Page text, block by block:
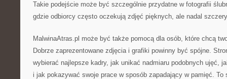
Takie podejście może być szczególnie przydatne w fotografii
gdzie odbiorcy często oczekują zdjęć pięknych, ale nadal
MalwinaAtras.pl może być także pomocą dla osób, które chcą
Dobrze zaprezentowane zdjęcia i grafiki powinny być spójne.
wybierać najlepsze kadry, jak unikać nadmiaru podobnych ujęć,
i jak pokazywać swoje prace w sposób zapadający w pamięć. To